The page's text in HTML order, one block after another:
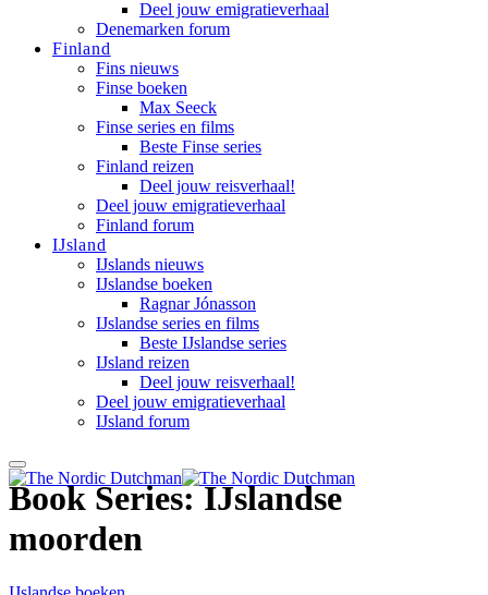
Deel jouw emigratieverhaal
Denemarken forum
Finland
Fins nieuws
Finse boeken
Max Seeck
Finse series en films
Beste Finse series
Finland reizen
Deel jouw reisverhaal!
Deel jouw emigratieverhaal
Finland forum
IJsland
IJslands nieuws
IJslandse boeken
Ragnar Jónasson
IJslandse series en films
Beste IJslandse series
IJsland reizen
Deel jouw reisverhaal!
Deel jouw emigratieverhaal
IJsland forum
Book Series: IJslandse
moorden